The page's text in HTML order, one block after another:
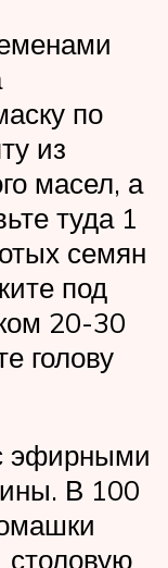
по
из
масел, а
туда 1
семян
под
20-30
голову
эфирными
В 100
столовую